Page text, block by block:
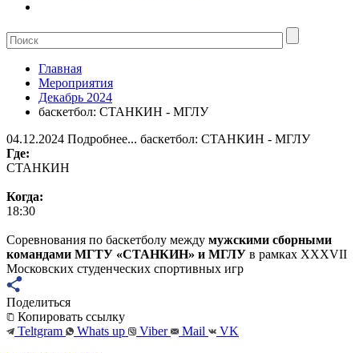
Главная
Мероприятия
Декабрь 2024
баскетбол: СТАНКИН - МГЛУ
04.12.2024 Подробнее... баскетбол: СТАНКИН - МГЛУ
Где:
СТАНКИН
Когда:
18:30
Соревнования по баскетболу между мужскими сборными
командами МГТУ «СТАНКИН» и МГЛУ в рамках XXXVII
Московских студенческих спортивных игр
Поделиться
Копировать ссылку
Teltgram
Whats up Viber Mail
VK